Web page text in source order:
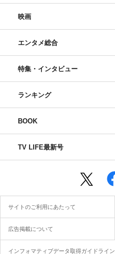
映画
エンタメ総合
特集・インタビュー
ランキング
BOOK
TV LIFE最新号
サイトのご利用にあたって
広告掲載について
インフォマティブデータ取得ガイドライン